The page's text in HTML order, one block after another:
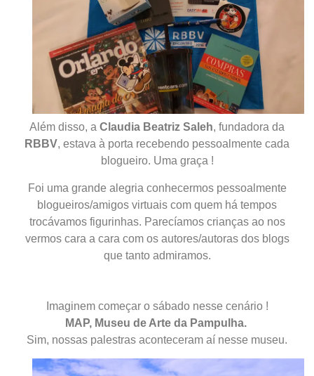
Além disso, a Claudia Beatriz Saleh, fundadora da
RBBV, estava à porta recebendo pessoalmente cada
blogueiro. Uma graça !
Foi uma grande alegria conhecermos pessoalmente
blogueiros/amigos virtuais com quem há tempos
trocávamos figurinhas. Parecíamos crianças ao nos
vermos cara a cara com os autores/autoras dos blogs
que tanto admiramos.
Imaginem começar o sábado nesse cenário !
MAP, Museu de Arte da Pampulha.
Sim, nossas palestras aconteceram aí nesse museu.